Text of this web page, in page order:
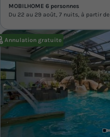
MOBILHOME 6 personnes
Du 22 au 29 août, 7 nuits, à partir de
Annulation gratuite